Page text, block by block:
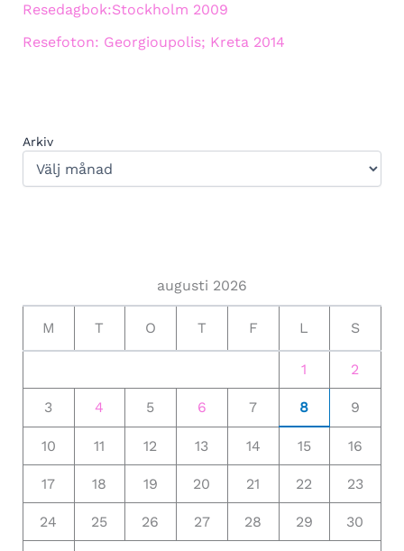
Resedagbok:Stockholm 2009
Resefoton: Georgioupolis; Kreta 2014
Arkiv
augusti 2026
M T O T F L S
1 2
3 4 5 6 7 8 9
10 11 12 13 14 15 16
17 18 19 20 21 22 23
24 25 26 27 28 29 30